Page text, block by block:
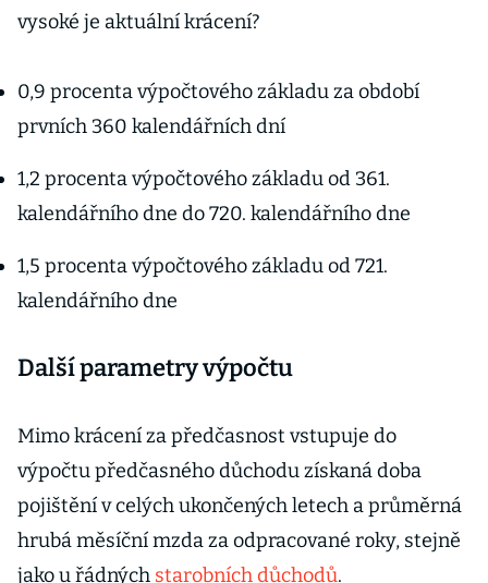
vysoké je aktuální krácení?
0,9 procenta výpočtového základu za období
prvních 360 kalendářních dní
1,2 procenta výpočtového základu od 361.
kalendářního dne do 720. kalendářního dne
1,5 procenta výpočtového základu od 721.
kalendářního dne
Další parametry výpočtu
Mimo krácení za předčasnost vstupuje do
výpočtu předčasného důchodu získaná doba
pojištění v celých ukončených letech a průměrná
hrubá měsíční mzda za odpracované roky, stejně
jako u řádných starobních důchodů.